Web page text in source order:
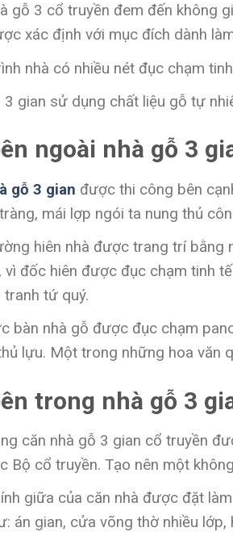
gỗ 3 cổ truyền đem đến không
xác định với mục đích dành
nhà có nhiều nét đục chạm
3 gian sử dụng chất liệu gỗ tự
ngoài nhà gỗ 3
gỗ 3 gian được thi công bên
mái lợp ngói ta nung thủ
hiên nhà được trang trí bằng
vì đốc hiên được đục chạm tinh
tranh tứ quý.
bàn nhà gỗ được đục chạm
lựu. Một trong những hoa văn
trong nhà gỗ 3
căn nhà gỗ 3 gian cổ truyền
Bộ cổ truyền. Tạo nên một
giữa của căn nhà được đặt
án gian, cửa võng thờ nhiều